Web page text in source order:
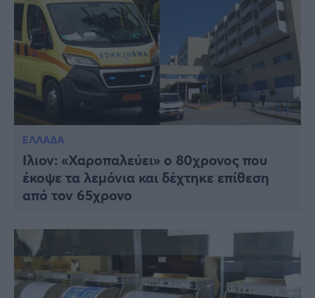
ΕΛΛΑΔΑ
Ίλιον: «Χαροπαλεύει» ο 80χρονος που
έκοψε τα λεμόνια και δέχτηκε επίθεση
από τον 65χρονο